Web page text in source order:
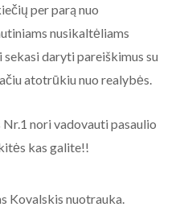
per parą nuo
nusikaltėliams
daryti pareiškimus su
atotrūkiu nuo realybės.
nori vadovauti pasaulio
kas galite!!